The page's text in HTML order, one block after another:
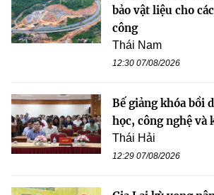
bảo vật liệu cho
công
Thái Nam
12:30 07/08/2026
Bế giảng khóa bồi
học, công nghệ và
Thái Hải
12:29 07/08/2026